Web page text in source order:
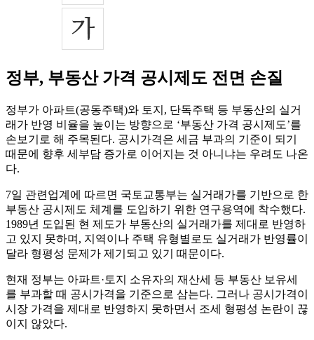
정부, 부동산 가격 공시제도 전면 손질
정부가 아파트(공동주택)와 토지, 단독주택 등 부동산의 실거
래가 반영 비율을 높이는 방향으로 ‘부동산 가격 공시제도’를
손보기로 해 주목된다. 공시가격은 세금 부과의 기준이 되기
때문에 향후 세부담 증가로 이어지는 것 아니냐는 우려도 나온
다.
7일 관련업계에 따르면 국토교통부는 실거래가를 기반으로 한
부동산 공시제도 체계를 도입하기 위한 연구용역에 착수했다.
1989년 도입된 현 제도가 부동산의 실거래가를 제대로 반영하
고 있지 못하며, 지역이나 주택 유형별로도 실거래가 반영률이
달라 형평성 문제가 제기되고 있기 때문이다.
현재 정부는 아파트·토지 소유자의 재산세 등 부동산 보유세
를 부과할 때 공시가격을 기준으로 삼는다. 그러나 공시가격이
시장 가격을 제대로 반영하지 못하면서 조세 형평성 논란이 끊
이지 않았다.